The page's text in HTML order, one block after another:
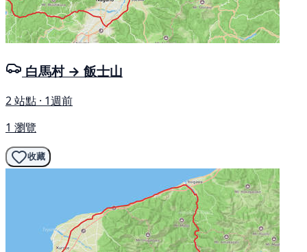
白馬村 → 飯士山
2 站點 · 1週前
1 瀏覽
收藏